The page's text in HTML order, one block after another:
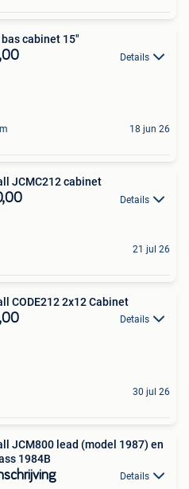
cabinet 15"
Details
18 jun 26
JCMC212 cabinet
Details
21 jul 26
CODE212 2x12 Cabinet
Details
30 jul 26
JCM800 lead (model 1987) en
1984B
Details